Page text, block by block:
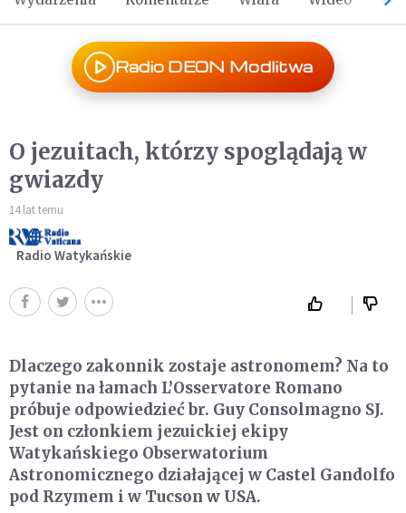
Radio DEON Modlitwa
O jezuitach, którzy spoglądają w
gwiazdy
14 lat temu
Radio Watykańskie
Dlaczego zakonnik zostaje astronomem? Na to
pytanie na łamach L’Osservatore Romano
próbuje odpowiedzieć br. Guy Consolmagno SJ.
Jest on członkiem jezuickiej ekipy
Watykańskiego Obserwatorium
Astronomicznego działającej w Castel Gandolfo
pod Rzymem i w Tucson w USA.